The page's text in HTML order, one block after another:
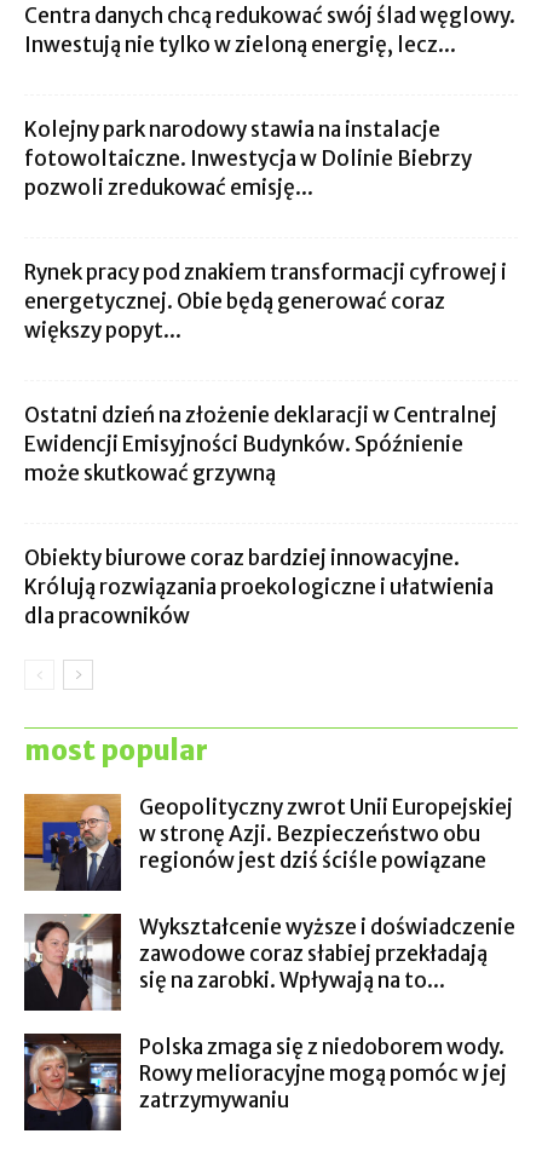
Centra danych chcą redukować swój ślad węglowy.
Inwestują nie tylko w zieloną energię, lecz...
Kolejny park narodowy stawia na instalacje
fotowoltaiczne. Inwestycja w Dolinie Biebrzy
pozwoli zredukować emisję...
Rynek pracy pod znakiem transformacji cyfrowej i
energetycznej. Obie będą generować coraz
większy popyt...
Ostatni dzień na złożenie deklaracji w Centralnej
Ewidencji Emisyjności Budynków. Spóźnienie
może skutkować grzywną
Obiekty biurowe coraz bardziej innowacyjne.
Królują rozwiązania proekologiczne i ułatwienia
dla pracowników
most popular
Geopolityczny zwrot Unii Europejskiej
w stronę Azji. Bezpieczeństwo obu
regionów jest dziś ściśle powiązane
Wykształcenie wyższe i doświadczenie
zawodowe coraz słabiej przekładają
się na zarobki. Wpływają na to...
Polska zmaga się z niedoborem wody.
Rowy melioracyjne mogą pomóc w jej
zatrzymywaniu